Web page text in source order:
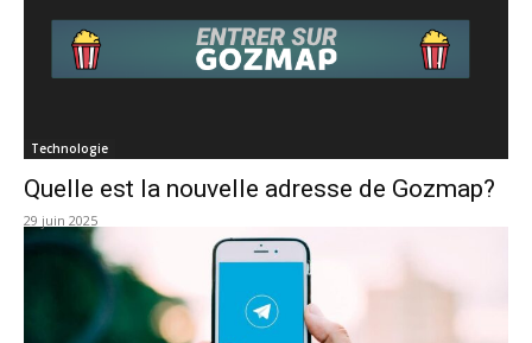
Technologie
Quelle est la nouvelle adresse de Gozmap?
29 juin 2025